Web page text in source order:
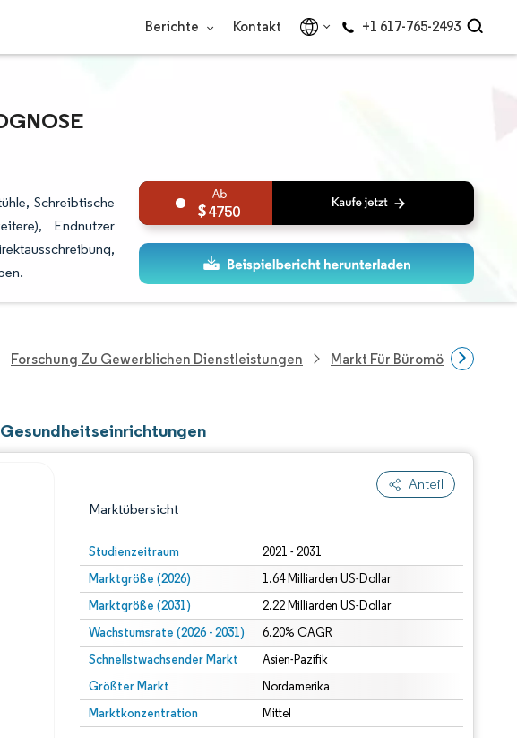
Berichte Kontakt +1 617-765-2493
(
Schreibtische
Endnutzer
4750
Forschung Zu Gewerblichen Dienstleistungen Markt Für Büromöbel In
Anteil
Marktübersicht
Studienzeitraum 2021 - 2031
Marktgröße (2026) 1.64 Milliarden US-Dollar
Marktgröße (2031) 2.22 Milliarden US-Dollar
Wachstumsrate (2026 - 2031) 6.20% CAGR
Schnellstwachsender Markt Asien-Pazifik
Größter Markt Nordamerika
Marktkonzentration Mittel
erfordert Namensnennung gemäß CC BY 4.0.